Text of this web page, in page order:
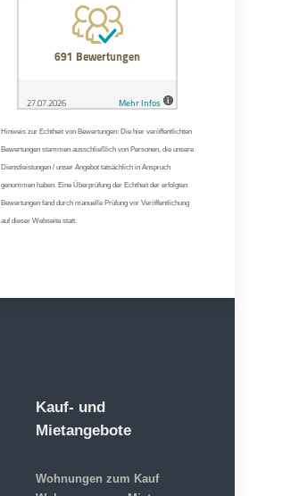
Hinweis zur Echtheit von Bewertungen: Die hier veröffentlichten
Bewertungen stammen ausschließlich von Personen, die unsere
Dienstleistungen / unser Angebot tatsächlich in Anspruch
genommen haben. Eine Überprüfung der Echtheit der erfolgten
Bewertungen fand durch manuelle Prüfung vor Veröffentlichung
auf dieser Webseite statt.
Kauf- und
Mietangebote
Wohnungen zum Kauf